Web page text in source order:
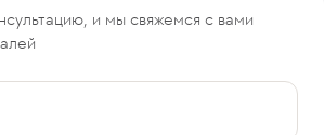
и мы свяжемся с вами